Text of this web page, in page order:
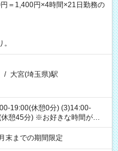
＝1,400円×4時間×21日勤務の
/ 大宮(埼玉県)駅
19:00(休憩0分) (3)14:00-
憩45分) ※お好きな時間が選べ
末までの期間限定